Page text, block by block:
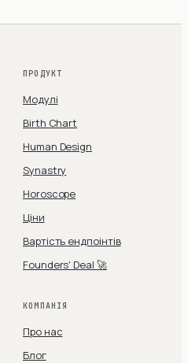
ПРОДУКТ
Модулі
Birth Chart
Human Design
Synastry
Horoscope
Ціни
Вартість ендпоінтів
Founders' Deal 🚀
КОМПАНІЯ
Про нас
Блог